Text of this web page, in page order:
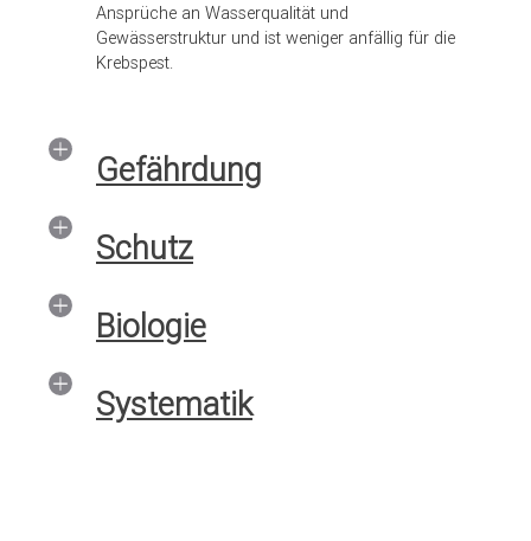
Ansprüche an Wasserqualität und
Gewässerstruktur und ist weniger anfällig für die
Krebspest.
Gefährdung
Schutz
Biologie
Systematik